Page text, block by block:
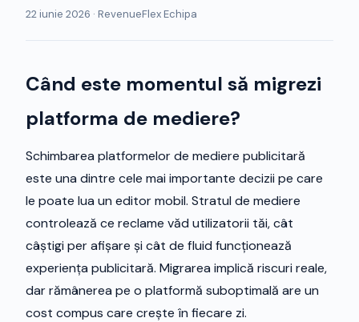
22 iunie 2026 · RevenueFlex Echipa
Când este momentul să migrezi
platforma de mediere?
Schimbarea platformelor de mediere publicitară
este una dintre cele mai importante decizii pe care
le poate lua un editor mobil. Stratul de mediere
controlează ce reclame văd utilizatorii tăi, cât
câștigi per afișare și cât de fluid funcționează
experiența publicitară. Migrarea implică riscuri reale,
dar rămânerea pe o platformă suboptimală are un
cost compus care crește în fiecare zi.